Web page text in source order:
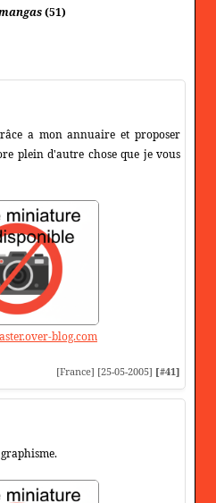
(51)
a mon annuaire et proposer
plein d'autre chose que je vous
blog.com
[France] [25-05-2005] [#41]